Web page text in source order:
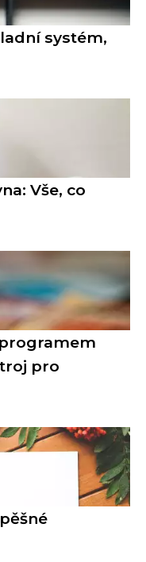
systém,
Vše, co
pro